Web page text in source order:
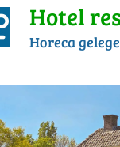
Hotel
Horeca